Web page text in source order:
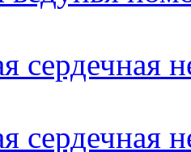
сердечная
сердечная